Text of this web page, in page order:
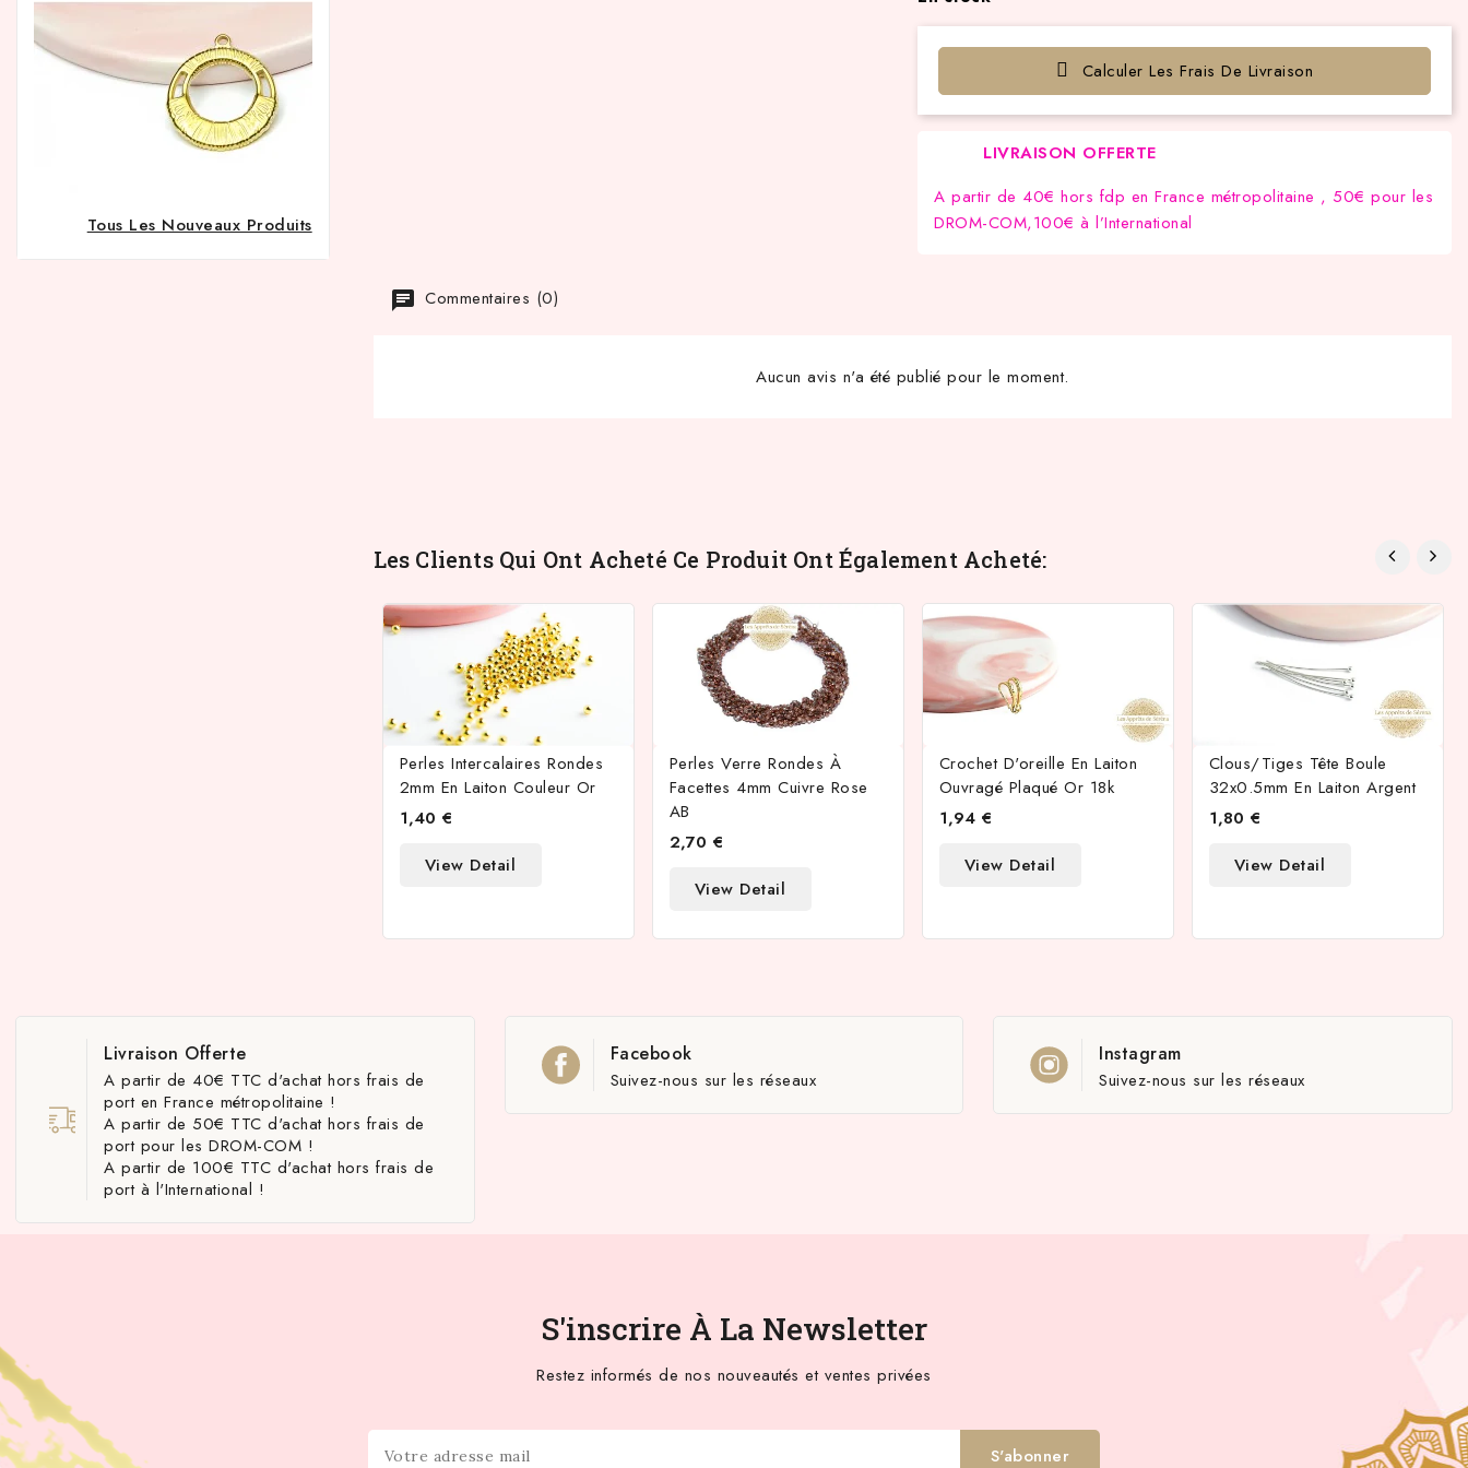
Tous Les Nouveaux Produits
Calculer Les Frais De Livraison
LIVRAISON OFFERTE
A partir de 40€ hors fdp en France métropolitaine , 50€ pour les
DROM-COM,100€ à l’International
Commentaires (0)
Aucun avis n'a été publié pour le moment.
Les Clients Qui Ont Acheté Ce Produit Ont Également Acheté:
Perles Intercalaires Rondes
2mm En Laiton Couleur Or
1,40 €
View Detail
Perles Verre Rondes À
Facettes 4mm Cuivre Rose
AB
2,70 €
View Detail
Crochet D'oreille En Laiton
Ouvragé Plaqué Or 18k
1,94 €
View Detail
Clous/tiges Tête Boule
32x0.5mm En Laiton Argent
1,80 €
View Detail
Livraison Offerte
A partir de 40€ TTC d'achat hors frais de
port en France métropolitaine !
A partir de 50€ TTC d'achat hors frais de
port pour les DROM-COM !
A partir de 100€ TTC d'achat hors frais de
port à l'International !
Facebook
Suivez-nous sur les réseaux
Instagram
Suivez-nous sur les réseaux
S'inscrire À La Newsletter
Restez informés de nos nouveautés et ventes privées